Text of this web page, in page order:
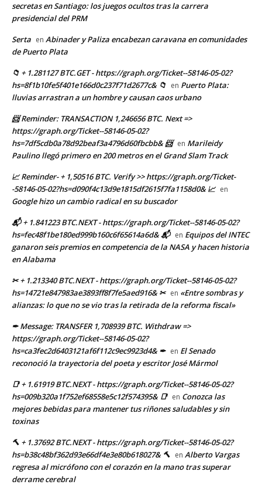
secretas en Santiago: los juegos ocultos tras la carrera
presidencial del PRM
Serta en Abinader y Paliza encabezan caravana en comunidades
de Puerto Plata
📁 + 1.281127 BTC.GET - https://graph.org/Ticket--58146-05-02?
hs=8f1b10fe5f401e166d0c237f71d2677c& 📁 en Puerto Plata:
lluvias arrastran a un hombre y causan caos urbano
📨 Reminder: TRANSACTION 1,246656 BTC. Next =>
https://graph.org/Ticket--58146-05-02?
hs=7df5cdb0a78d92beaf3a4796d60fbcbb& 📨 en Marileidy
Paulino llegó primero en 200 metros en el Grand Slam Track
📈 Reminder- + 1,50516 BTC. Verify >> https://graph.org/Ticket-
-58146-05-02?hs=d090f4c13d9e1815df2615f7fa1158d0& 📈 en
Google hizo un cambio radical en su buscador
📬 + 1.841223 BTC.NEXT - https://graph.org/Ticket--58146-05-02?
hs=fec48f1be180ed999b160c6f65614a6d& 📬 en Equipos del INTEC
ganaron seis premios en competencia de la NASA y hacen historia
en Alabama
✂ + 1.213340 BTC.NEXT - https://graph.org/Ticket--58146-05-02?
hs=14721e847983ae3893ff8f7fe5aed916& ✂ en «Entre sombras y
alianzas: lo que no se vio tras la retirada de la reforma fiscal»
✒ Message: TRANSFER 1,708939 BTC. Withdraw =>
https://graph.org/Ticket--58146-05-02?
hs=ca3fec2d6403121af6f112c9ec9923d4& ✒ en El Senado
reconoció la trayectoria del poeta y escritor José Mármol
📑 + 1.61919 BTC.NEXT - https://graph.org/Ticket--58146-05-02?
hs=009b320a1f752ef68558e5c12f574395& 📑 en Conozca las
mejores bebidas para mantener tus riñones saludables y sin
toxinas
🔨 + 1.37692 BTC.NEXT - https://graph.org/Ticket--58146-05-02?
hs=b38c48bf362d93e66df4e3e80b618027& 🔨 en Alberto Vargas
regresa al micrófono con el corazón en la mano tras superar
derrame cerebral